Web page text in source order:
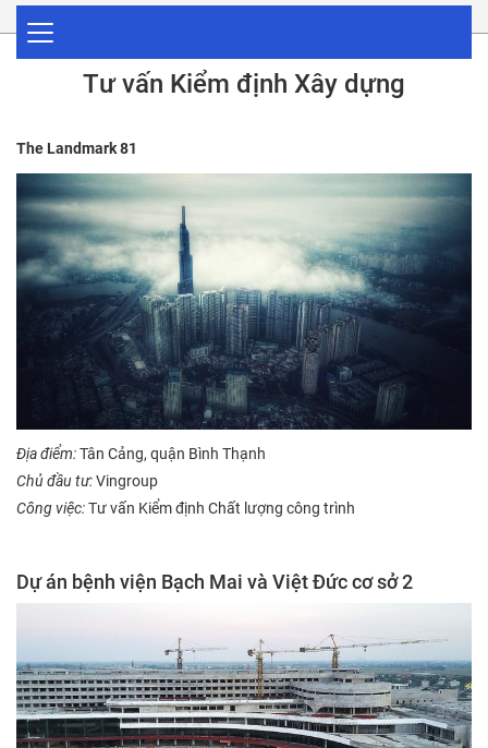
Tư vấn Kiểm định Xây dựng
The Landmark 81
Địa điểm:Tân Cảng, quận Bình Thạnh
Chủ đầu tư:Vingroup
Công việc:Tư vấn Kiểm định Chất lượng công trình
Dự án bệnh viện Bạch Mai và Việt Đức cơ sở 2